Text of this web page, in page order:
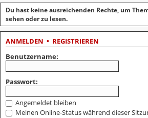
Du hast keine ausreichenden Rechte, um
sehen oder zu lesen.
ANMELDEN • REGISTRIEREN
Benutzername:
Passwort:
Angemeldet bleiben
Meinen Online-Status während dieser